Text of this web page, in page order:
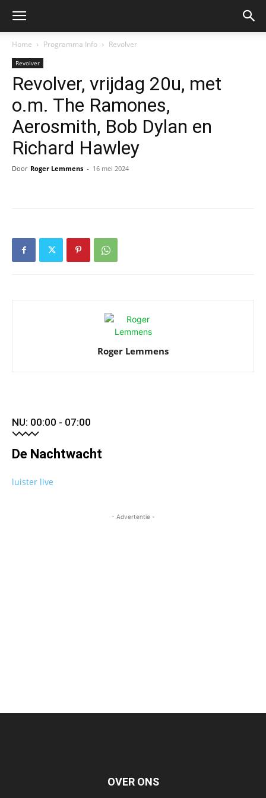
Home Programma Info Revolver
Revolver
Revolver, vrijdag 20u, met
o.m. The Ramones,
Aerosmith, Bob Dylan en
Richard Hawley
Door Roger Lemmens - 16 mei 2024
Roger Lemmens
NU: 00:00 - 07:00
De Nachtwacht
luister live
- Advertentie -
OVER ONS